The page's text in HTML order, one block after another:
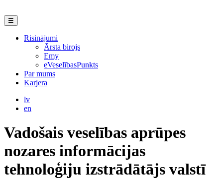
☰
Risinājumi
Ārsta birojs
Emy
eVeselībasPunkts
Par mums
Karjera
lv
en
Vadošais veselības aprūpes
nozares informācijas
tehnoloģiju izstrādātājs valstī